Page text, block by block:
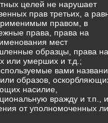
целей не нарушает
прав третьих, а
правом, в
права, права на
мест
образцы, права на
или умерших и т.д.;
вами
образов,
насилие,
вражду и т.п., и
от уполномоченных